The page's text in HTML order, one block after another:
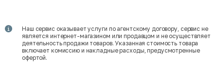
Наш сервис оказывает услуги по агентскому договору, сервис не
является интернет-магазином или продавцом и не осуществляет
деятельность продажи товаров. Указанная стоимость товара
включает комиссию и накладные расходы, предусмотренные
офертой.